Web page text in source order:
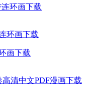
环画下载
画下载